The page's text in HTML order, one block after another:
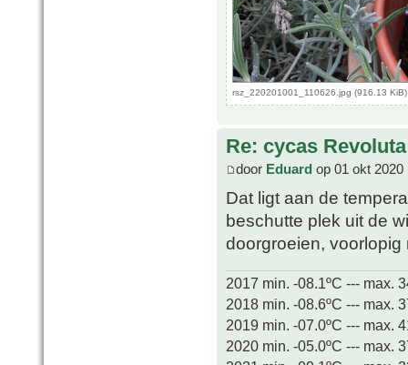
rsz_220201001_110626.jpg (916.13
Re: cycas Revoluta
door Eduard op 01 okt 2020
Dat ligt aan de
beschutte plek uit de
doorgroeien,
2017 min. -08.1ºC --- max.
2018 min. -08.6ºC --- max.
2019 min. -07.0ºC --- max.
2020 min. -05.0ºC --- max.